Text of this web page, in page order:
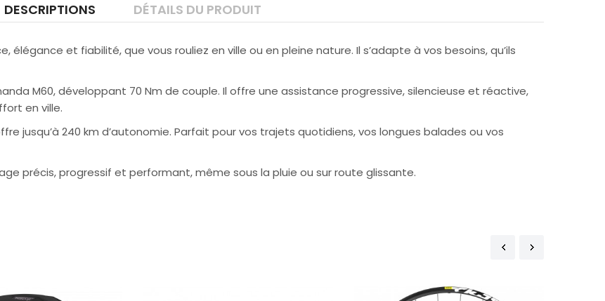
DESCRIPTIONS DÉTAILS DU PRODUIT
et fiabilité, que vous rouliez en ville ou en pleine nature. Il s’adapte à vos besoins, qu’ils
M60, développant 70 Nm de couple. Il offre une assistance progressive, silencieuse et réactive,
en ville.
jusqu’à 240 km d’autonomie. Parfait pour vos trajets quotidiens, vos longues balades ou vos
précis, progressif et performant, même sous la pluie ou sur route glissante.